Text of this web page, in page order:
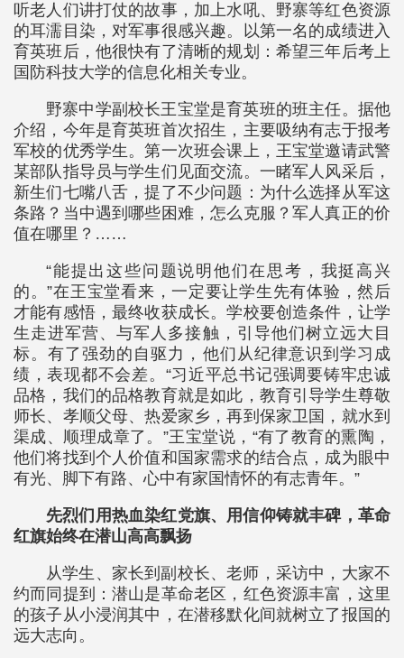
听老人们讲打仗的故事，加上水吼、野寨等红色资源
的耳濡目染，对军事很感兴趣。以第一名的成绩进入
育英班后，他很快有了清晰的规划：希望三年后考上
国防科技大学的信息化相关专业。
野寨中学副校长王宝堂是育英班的班主任。据他
介绍，今年是育英班首次招生，主要吸纳有志于报考
军校的优秀学生。第一次班会课上，王宝堂邀请武警
某部队指导员与学生们见面交流。一睹军人风采后，
新生们七嘴八舌，提了不少问题：为什么选择从军这
条路？当中遇到哪些困难，怎么克服？军人真正的价
值在哪里？……
“能提出这些问题说明他们在思考，我挺高兴
的。”在王宝堂看来，一定要让学生先有体验，然后
才能有感悟，最终收获成长。学校要创造条件，让学
生走进军营、与军人多接触，引导他们树立远大目
标。有了强劲的自驱力，他们从纪律意识到学习成
绩，表现都不会差。“习近平总书记强调要铸牢忠诚
品格，我们的品格教育就是如此，教育引导学生尊敬
师长、孝顺父母、热爱家乡，再到保家卫国，就水到
渠成、顺理成章了。”王宝堂说，“有了教育的熏陶，
他们将找到个人价值和国家需求的结合点，成为眼中
有光、脚下有路、心中有家国情怀的有志青年。”
先烈们用热血染红党旗、用信仰铸就丰碑，革命
红旗始终在潜山高高飘扬
从学生、家长到副校长、老师，采访中，大家不
约而同提到：潜山是革命老区，红色资源丰富，这里
的孩子从小浸润其中，在潜移默化间就树立了报国的
远大志向。